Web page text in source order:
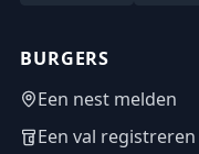
BURGERS
Een nest melden
Een val registreren